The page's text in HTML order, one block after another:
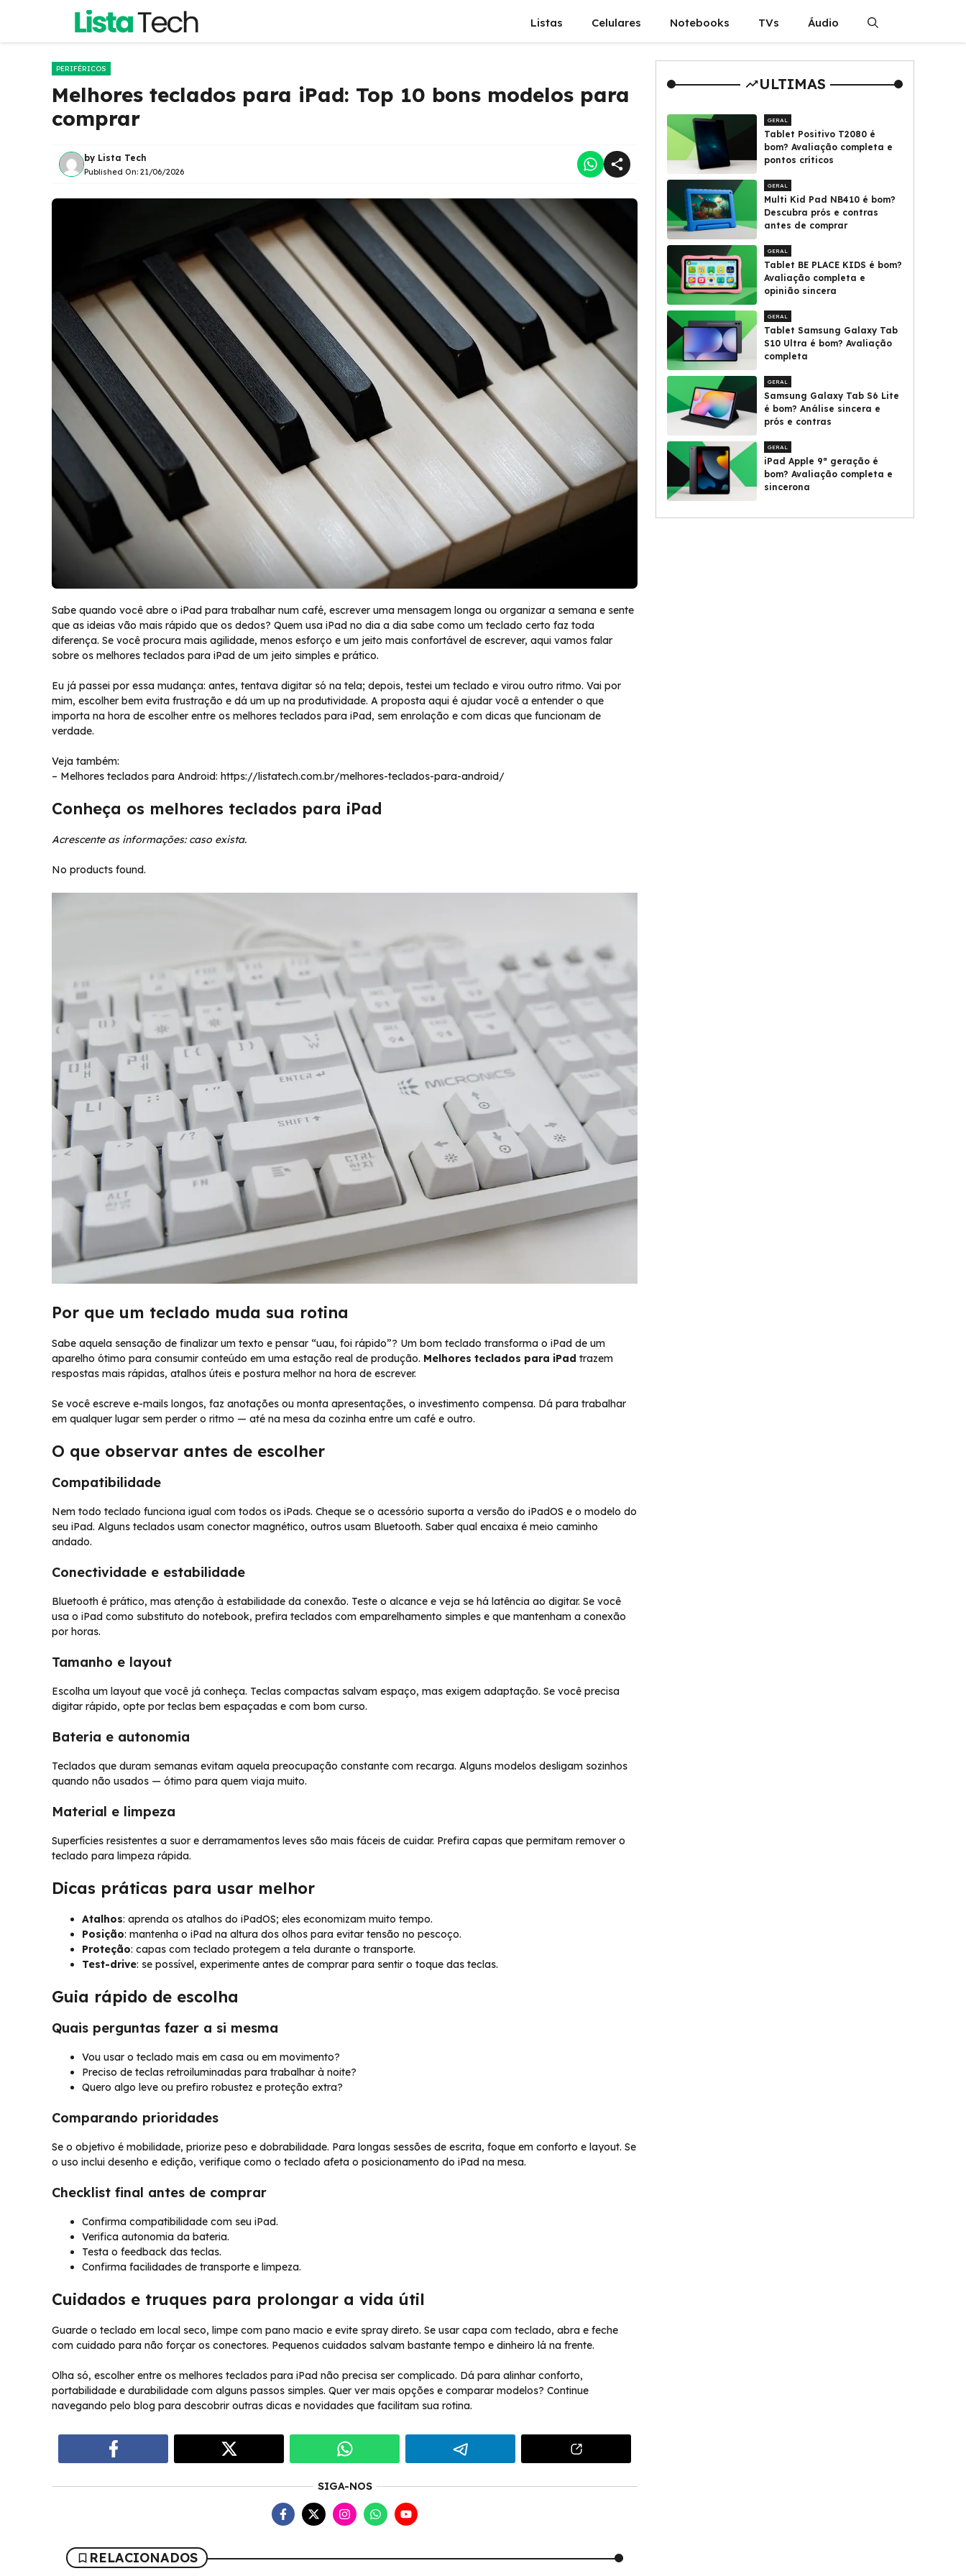
o
Listas Celulares Notebooks TVs Áudio
PERIFÉRICOS
Melhores teclados para iPad: Top 10 bons modelos para
comprar
by Lista Tech
Published On: 21/06/2026
Sabe quando você abre o iPad para trabalhar num café, escrever uma mensagem longa ou organizar a semana e sente
que as ideias vão mais rápido que os dedos? Quem usa iPad no dia a dia sabe como um teclado certo faz toda
diferença. Se você procura mais agilidade, menos esforço e um jeito mais confortável de escrever, aqui vamos falar
sobre os melhores teclados para iPad de um jeito simples e prático.
Eu já passei por essa mudança: antes, tentava digitar só na tela; depois, testei um teclado e virou outro ritmo. Vai por
mim, escolher bem evita frustração e dá um up na produtividade. A proposta aqui é ajudar você a entender o que
importa na hora de escolher entre os melhores teclados para iPad, sem enrolação e com dicas que funcionam de
verdade.
Veja também:
– Melhores teclados para Android: https://listatech.com.br/melhores-teclados-para-android/
Conheça os melhores teclados para iPad
Acrescente as informações: caso exista.
No products found.
Por que um teclado muda sua rotina
Sabe aquela sensação de finalizar um texto e pensar “uau, foi rápido”? Um bom teclado transforma o iPad de um
aparelho ótimo para consumir conteúdo em uma estação real de produção. Melhores teclados para iPad trazem
respostas mais rápidas, atalhos úteis e postura melhor na hora de escrever.
Se você escreve e-mails longos, faz anotações ou monta apresentações, o investimento compensa. Dá para trabalhar
em qualquer lugar sem perder o ritmo — até na mesa da cozinha entre um café e outro.
O que observar antes de escolher
Compatibilidade
Nem todo teclado funciona igual com todos os iPads. Cheque se o acessório suporta a versão do iPadOS e o modelo do
seu iPad. Alguns teclados usam conector magnético, outros usam Bluetooth. Saber qual encaixa é meio caminho
andado.
Conectividade e estabilidade
Bluetooth é prático, mas atenção à estabilidade da conexão. Teste o alcance e veja se há latência ao digitar. Se você
usa o iPad como substituto do notebook, prefira teclados com emparelhamento simples e que mantenham a conexão
por horas.
Tamanho e layout
Escolha um layout que você já conheça. Teclas compactas salvam espaço, mas exigem adaptação. Se você precisa
digitar rápido, opte por teclas bem espaçadas e com bom curso.
Bateria e autonomia
Teclados que duram semanas evitam aquela preocupação constante com recarga. Alguns modelos desligam sozinhos
quando não usados — ótimo para quem viaja muito.
Material e limpeza
Superfícies resistentes a suor e derramamentos leves são mais fáceis de cuidar. Prefira capas que permitam remover o
teclado para limpeza rápida.
Dicas práticas para usar melhor
Atalhos: aprenda os atalhos do iPadOS; eles economizam muito tempo.
Posição: mantenha o iPad na altura dos olhos para evitar tensão no pescoço.
Proteção: capas com teclado protegem a tela durante o transporte.
Test-drive: se possível, experimente antes de comprar para sentir o toque das teclas.
Guia rápido de escolha
Quais perguntas fazer a si mesma
Vou usar o teclado mais em casa ou em movimento?
Preciso de teclas retroiluminadas para trabalhar à noite?
Quero algo leve ou prefiro robustez e proteção extra?
Comparando prioridades
Se o objetivo é mobilidade, priorize peso e dobrabilidade. Para longas sessões de escrita, foque em conforto e layout. Se
o uso inclui desenho e edição, verifique como o teclado afeta o posicionamento do iPad na mesa.
Checklist final antes de comprar
Confirma compatibilidade com seu iPad.
Verifica autonomia da bateria.
Testa o feedback das teclas.
Confirma facilidades de transporte e limpeza.
Cuidados e truques para prolongar a vida útil
Guarde o teclado em local seco, limpe com pano macio e evite spray direto. Se usar capa com teclado, abra e feche
com cuidado para não forçar os conectores. Pequenos cuidados salvam bastante tempo e dinheiro lá na frente.
Olha só, escolher entre os melhores teclados para iPad não precisa ser complicado. Dá para alinhar conforto,
portabilidade e durabilidade com alguns passos simples. Quer ver mais opções e comparar modelos? Continue
navegando pelo blog para descobrir outras dicas e novidades que facilitam sua rotina.
SIGA-NOS
RELACIONADOS
ULTIMAS
GERAL
Tablet Positivo T2080 é
bom? Avaliação completa e
pontos críticos
GERAL
Multi Kid Pad NB410 é bom?
Descubra prós e contras
antes de comprar
GERAL
Tablet BE PLACE KIDS é bom?
Avaliação completa e
opinião sincera
GERAL
Tablet Samsung Galaxy Tab
S10 Ultra é bom? Avaliação
completa
GERAL
Samsung Galaxy Tab S6 Lite
é bom? Análise sincera e
prós e contras
GERAL
iPad Apple 9ª geração é
bom? Avaliação completa e
sincerona